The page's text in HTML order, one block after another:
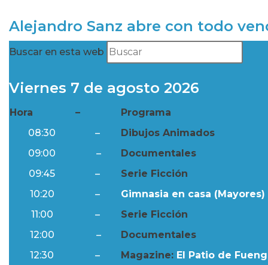
Alejandro Sanz abre con todo
Buscar en esta web
Viernes 7 de agosto 2026
Hora –
Programa
08:30
–
Dibujos Animados
09:00
–
Documentales
09:45
–
Serie Ficción
10:20
–
Gimnasia en casa (Mayores)
11:00
–
Serie Ficción
12:00
–
Documentales
12:30
– Magazine: El Patio de